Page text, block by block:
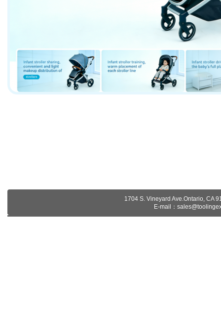
1704 S. Vineyard Ave.Ontario,
E-mail：